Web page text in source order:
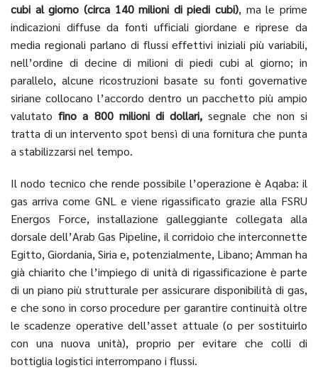
cubi al giorno (circa 140 milioni di piedi cubi), ma le prime
indicazioni diffuse da fonti ufficiali giordane e riprese da
media regionali parlano di flussi effettivi iniziali più variabili,
nell’ordine di decine di milioni di piedi cubi al giorno; in
parallelo, alcune ricostruzioni basate su fonti governative
siriane collocano l’accordo dentro un pacchetto più ampio
valutatofino a 800 milioni di dollari, segnale che non si
tratta di un intervento spot bensì di una fornitura che punta
a stabilizzarsi nel tempo.
Il nodo tecnico che rende possibile l’operazione è Aqaba: il
gas arriva come GNL e viene rigassificato grazie alla FSRU
Energos Force, installazione galleggiante collegata alla
dorsale dell’Arab Gas Pipeline, il corridoio che interconnette
Egitto, Giordania, Siria e, potenzialmente, Libano; Amman ha
già chiarito che l’impiego di unità di rigassificazione è parte
di un piano più strutturale per assicurare disponibilità di gas,
e che sono in corso procedure per garantire continuità oltre
le scadenze operative dell’asset attuale (o per sostituirlo
con una nuova unità), proprio per evitare che colli di
bottiglia logistici interrompano i flussi.